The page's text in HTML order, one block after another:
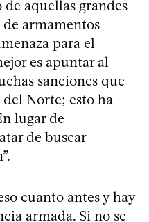
aquellas grandes
armamentos
para el
es apuntar al
sanciones que
Norte; esto ha
lugar de
de buscar
cuanto antes y hay
armada. Si no se